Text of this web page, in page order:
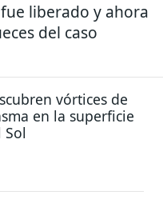
liberado y ahora
del caso
vórtices de
en la superficie
Sol